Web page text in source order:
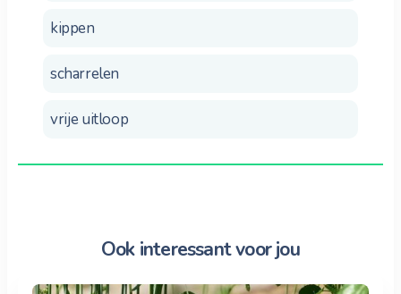
kippen
scharrelen
vrije uitloop
Ook interessant voor jou